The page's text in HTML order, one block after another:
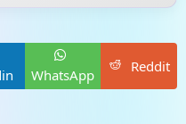
WhatsApp
Reddit